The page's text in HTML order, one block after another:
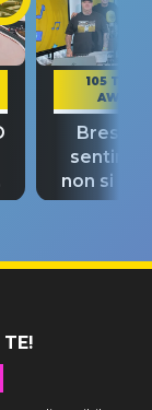
105 TAKE
AWAY
Bresh:
non si
fino alla
TE!